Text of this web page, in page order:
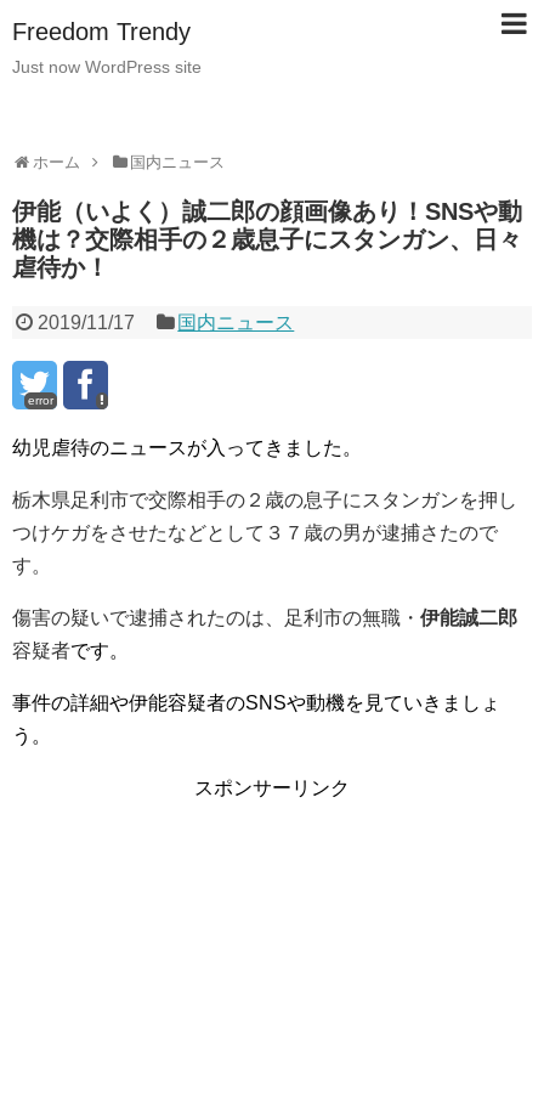
Freedom Trendy
Just now WordPress site
ホーム 国内ニュース
伊能（いよく）誠二郎の顔画像あり！SNSや動
機は？交際相手の２歳息子にスタンガン、日々
虐待か！
2019/11/17 国内ニュース
error
幼児虐待のニュースが入ってきました。
栃木県足利市で交際相手の２歳の息子にスタンガンを押し
つけケガをさせたなどとして３７歳の男が逮捕さたので
す。
傷害の疑いで逮捕されたのは、足利市の無職・ 伊能誠二郎
容疑者です。
事件の詳細や伊能容疑者のSNSや動機を見ていきましょ
う。
スポンサーリンク